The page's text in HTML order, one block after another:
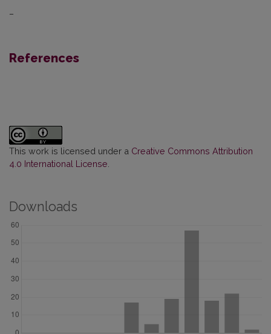
–
References
This work is licensed under a Creative Commons Attribution
4.0 International License
Downloads